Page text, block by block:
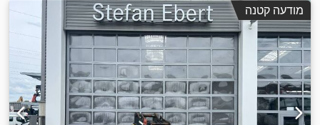
מודעה קטנה